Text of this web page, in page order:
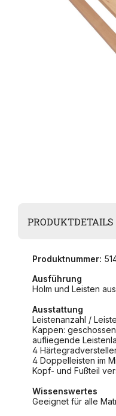
PRODUKTDETAILS
Produktnummer:
Ausführung
Holm und Leisten
Ausstattung
Leistenanzahl /
Kappen:
aufliegende
4
4 Doppelleisten im
Kopf- und Fußteil
Wissenswertes
Geeignet für alle